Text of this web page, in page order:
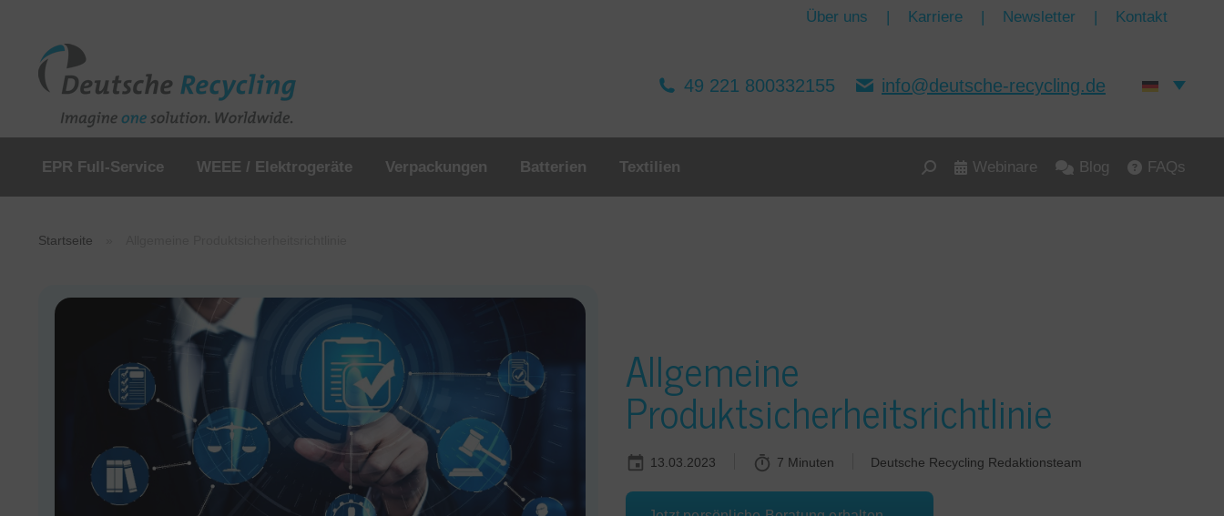
Über uns | Karriere | Newsletter | Kontakt
49 221 800332155 info@deutsche-recycling.de
EPR Full-Service WEEE / Elektrogeräte Verpackungen Batterien Textilien Search: Webinare Blog FAQs
Startseite
Allgemeine
Produktsicherheitsrichtlinie
13.03.2023 7 Minuten Deutsche Recycling Redaktionsteam